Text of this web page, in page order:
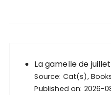
La gamelle de
Source: Cat(s),
Published on: 2026-